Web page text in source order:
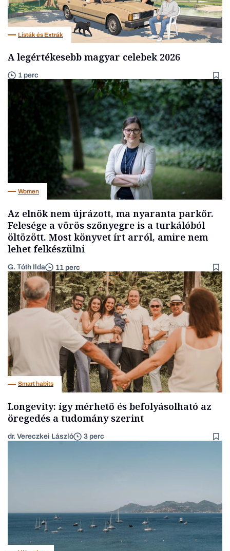
Listák és Extrák
A legértékesebb magyar celebek 2026
1 perc
Women
Az elnök nem újrázott, ma nyaranta parkőr.
Felesége a vörös szőnyegre is a turkálóból
öltözött. Most könyvet írt arról, amire nem
lehet felkészülni
G. Tóth Ilda 11 perc
Smart habits
Longevity: így mérhető és befolyásolható az
öregedés a tudomány szerint
dr. Vereczkei László 3 perc